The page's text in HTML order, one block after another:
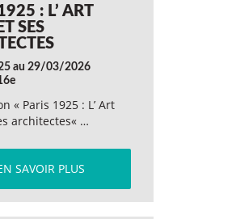
: L’ ART
SES
au 29/03/2026
« Paris 1925 : L’ Art
architectes« …
SAVOIR PLUS